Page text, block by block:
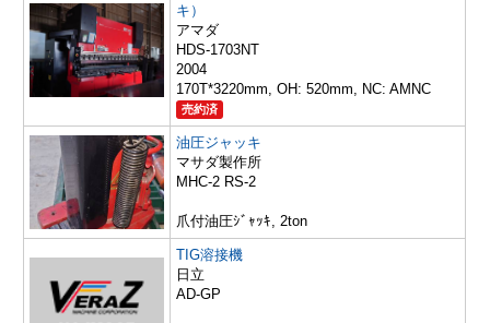
キ）
アマダ
HDS-1703NT
2004
170T*3220mm, OH: 520mm, NC: AMNC
売約済
油圧ジャッキ
マサダ製作所
MHC-2 RS-2
爪付油圧ｼﾞｬｯｷ, 2ton
TIG溶接機
日立
AD-GP